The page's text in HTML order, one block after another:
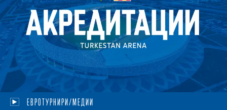
ЕВРОТУРНИРИ/МЕДИИ